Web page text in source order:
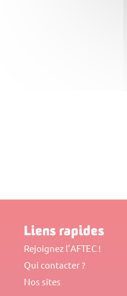
Liens rapides
Rejoignez l’AFTEC !
Qui contacter ?
Nos sites